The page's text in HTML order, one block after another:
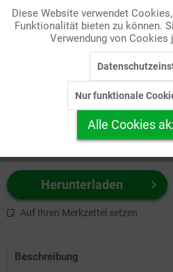
Passende Stichworte
Kindergarten/Schule, Kinderseite
zuerst Ihr
z.B. Farbe-Grafik, Schwarz-Weiß-
Herunterladen
Auf Ihren Merkzettel setzen
Beschreibung
Marketing
Personalisierung
Service
Diese Website verwendet
Funktionalität bieten zu können.
Verwendung von Cookies
Nur funktionale
Alle Cookies